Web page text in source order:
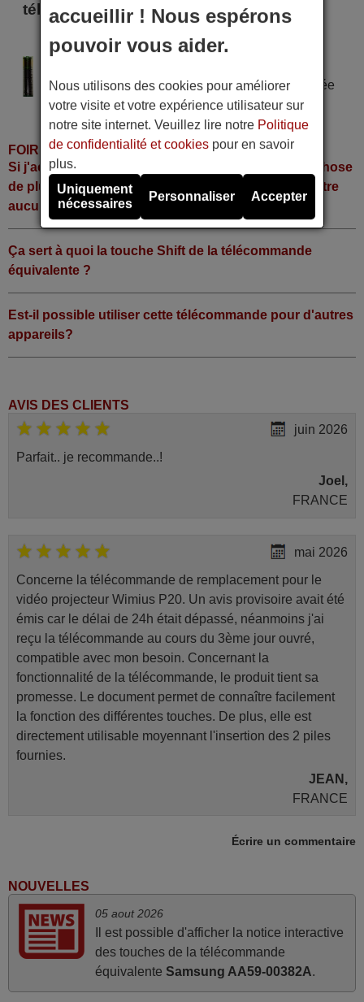
télécommande
TSOSHI 3611
Pile alcaline type AAA LR06 tension 1,5 V utilisée
dans la grande majorité de télécommandes.
FOIRE AUX QUESTIONS
Si j'achète la télécommande, dois-je faire quelque chose
de plus ou fonctionne-t-elle directement sans y mettre
aucun code?
Ça sert à quoi la touche Shift de la télécommande
équivalente ?
Est-il possible utiliser cette télécommande pour d'autres
appareils?
AVIS DES CLIENTS
juin 2026
Parfait.. je recommande..!
Joel,
FRANCE
mai 2026
Concerne la télécommande de remplacement pour le
vidéo projecteur Wimius P20. Un avis provisoire avait été
émis car le délai de 24h était dépassé, néanmoins j'ai
reçu la télécommande au cours du 3ème jour ouvré,
compatible avec mon besoin. Concernant la
fonctionnalité de la télécommande, le produit tient sa
promesse. Le document permet de connaître facilement
la fonction des différentes touches. De plus, elle est
directement utilisable moyennant l'insertion des 2 piles
fournies.
JEAN,
FRANCE
mars 2026
d'une efficacité étonnante. Alors que la télécommande
d'origine ne fonctionnait plus (probablement le LED à
changer), et que certains boutons sur le Combiné Radio-
K7-DVD étaient inopérants. Voilà de quoi donner une
seconde vie à mes deux Panasonic haut de gamme des
années 90
Écrire un commentaire
NOUVELLES
05 aout 2026
Il est possible d'afficher la notice interactive
des touches de la télécommande
équivalente Samsung AA59-00382A.
accueillir ! Nous espérons
pouvoir vous aider.
Nous utilisons des cookies pour améliorer
votre visite et votre expérience utilisateur sur
notre site internet. Veuillez lire notre Politique
de confidentialité et cookies pour en savoir
plus.
Uniquement
nécessaires
Personnaliser Accepter